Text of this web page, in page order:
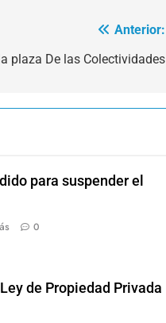
Anterior:
plaza De las Colectividades
para suspender el
0
de Propiedad Privada